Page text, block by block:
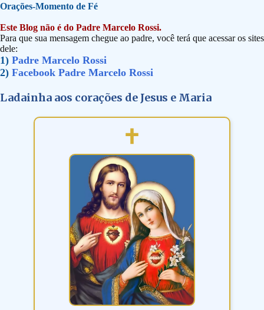
Orações-Momento de Fé
Este Blog não é do Padre Marcelo Rossi.
Para que sua mensagem chegue ao padre, você terá que acessar os sites
dele:
1) Padre Marcelo Rossi
2) Facebook Padre Marcelo Rossi
Ladainha aos corações de Jesus e Maria